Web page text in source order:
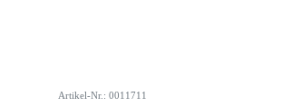
Artikel-Nr.: 0011711